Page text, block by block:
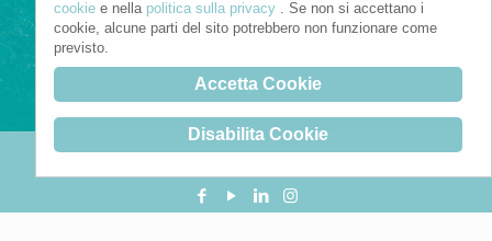
cookie e nella politica sulla privacy . Se non si accettano i
cookie, alcune parti del sito potrebbero non funzionare come
previsto.
Accetta Cookie
Disabilita Cookie